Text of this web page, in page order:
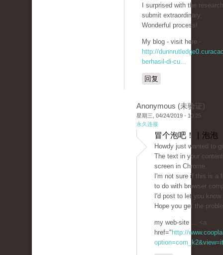
I surprised with the
submit extraordinary.
Wonderful process!
My blog - visit here -
http://
berhasil-di-cu...
回复
Anonymous (未验证)
星期三, 04/24/2019 - 10:25
永久连接
冒个泡吧！ | 泡泡
Howdy just wanted to
The text in your
screen in Chrome.
I'm not sure if this is a
to do with browser
I'd post to let you
Hope you get the
my web-site ... <a
href=" http://